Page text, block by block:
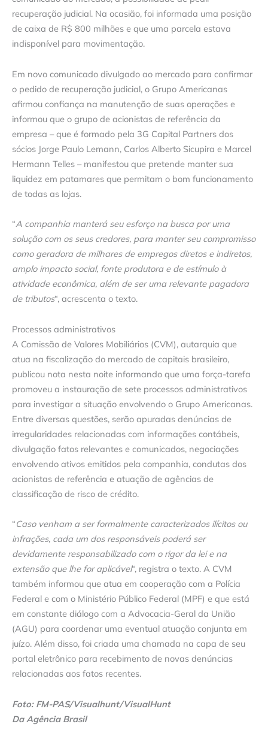
recuperação judicial. Na ocasião, foi informada uma posição
de caixa de R$ 800 milhões e que uma parcela estava
indisponível para movimentação.
Em novo comunicado divulgado ao mercado para confirmar
o pedido de recuperação judicial, o Grupo Americanas
afirmou confiança na manutenção de suas operações e
informou que o grupo de acionistas de referência da
empresa – que é formado pela 3G Capital Partners dos
sócios Jorge Paulo Lemann, Carlos Alberto Sicupira e Marcel
Hermann Telles – manifestou que pretende manter sua
liquidez em patamares que permitam o bom funcionamento
de todas as lojas.
“A companhia manterá seu esforço na busca por uma
solução com os seus credores, para manter seu compromisso
como geradora de milhares de empregos diretos e indiretos,
amplo impacto social, fonte produtora e de estímulo à
atividade econômica, além de ser uma relevante pagadora
de tributos“, acrescenta o texto.
Processos administrativos
A Comissão de Valores Mobiliários (CVM), autarquia que
atua na fiscalização do mercado de capitais brasileiro,
publicou nota nesta noite informando que uma força-tarefa
promoveu a instauração de sete processos administrativos
para investigar a situação envolvendo o Grupo Americanas.
Entre diversas questões, serão apuradas denúncias de
irregularidades relacionadas com informações contábeis,
divulgação fatos relevantes e comunicados, negociações
envolvendo ativos emitidos pela companhia, condutas dos
acionistas de referência e atuação de agências de
classificação de risco de crédito.
“Caso venham a ser formalmente caracterizados ilícitos ou
infrações, cada um dos responsáveis poderá ser
devidamente responsabilizado com o rigor da lei e na
extensão que lhe for aplicável“, registra o texto. A CVM
também informou que atua em cooperação com a Polícia
Federal e com o Ministério Público Federal (MPF) e que está
em constante diálogo com a Advocacia-Geral da União
(AGU) para coordenar uma eventual atuação conjunta em
juízo. Além disso, foi criada uma chamada na capa de seu
portal eletrônico para recebimento de novas denúncias
relacionadas aos fatos recentes.
Foto: FM-PAS/Visualhunt/VisualHunt
Da Agência Brasil